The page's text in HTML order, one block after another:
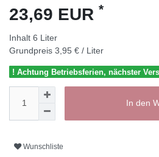
23,69 EUR *
Inhalt 6 Liter
Grundpreis 3,95 € / Liter
! Achtung Betriebsferien, nächster
In den
Wunschliste